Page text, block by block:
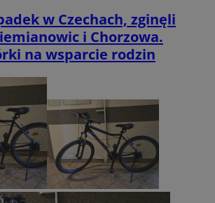
w Czechach, zginęli
i Chorzowa.
na wsparcie rodzin